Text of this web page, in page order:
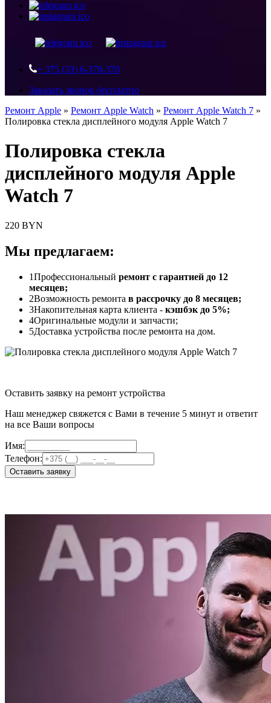
+ 375 (33) 6-370-370
Заказать звонок бесплатно
Ремонт Apple » Ремонт Apple Watch » Ремонт Apple Watch 7 »
Полировка стекла дисплейного модуля Apple Watch 7
Полировка стекла
дисплейного модуля Apple
Watch 7
220 BYN
Мы предлагаем:
1Профессиональный ремонт с гарантией до 12
месяцев;
2Возможность ремонта в рассрочку до 8 месяцев;
3Накопительная карта клиента - кэшбэк до 5%;
4Оригинальные модули и запчасти;
5Доставка устройства после ремонта на дом.
Оставить заявку на ремонт устройства
Наш менеджер свяжется с Вами в течение 5 минут и ответит
на все Ваши вопросы
Имя:
Телефон:
Оставить заявку